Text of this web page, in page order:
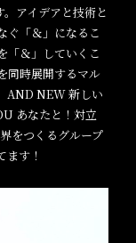
アイデアと技術と
ぐ「＆」になるこ
「＆」していくこ
同時展開するマル
AND NEW 新しい
あなたと！対立
をつくるグループ
す！